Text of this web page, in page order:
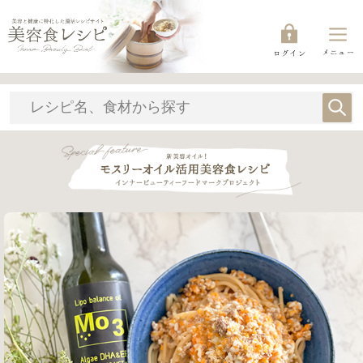
ログイン メニュー